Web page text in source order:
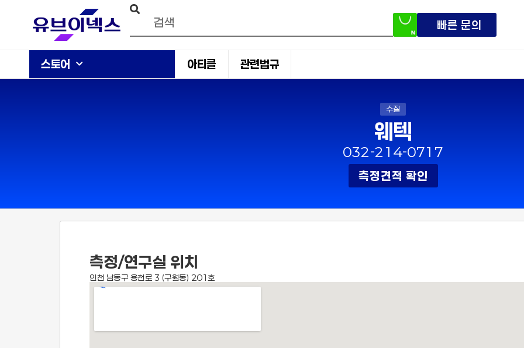
빠른 문의
스토어 아티클 관련법규
수질
웨텍
032-214-0717
측정견적 확인
측정/연구실 위치
인천 남동구 용천로 3 (구월동) 201호